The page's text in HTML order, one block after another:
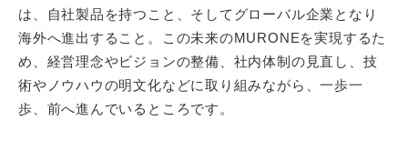
は、自社製品を持つこと、そしてグローバル企業となり
海外へ進出すること。この未来のMURONEを実現するた
め、経営理念やビジョンの整備、社内体制の見直し、技
術やノウハウの明文化などに取り組みながら、一歩一
歩、前へ進んでいるところです。